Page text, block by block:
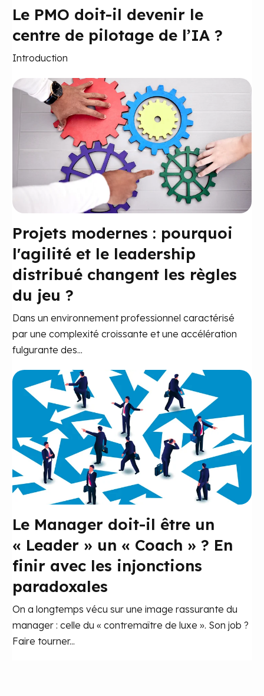
Le PMO doit-il devenir le
centre de pilotage de l’IA ?
Introduction
Projets modernes : pourquoi
l'agilité et le leadership
distribué changent les règles
du jeu ?
Dans un environnement professionnel caractérisé
par une complexité croissante et une accélération
fulgurante des...
Le Manager doit-il être un
« Leader » un « Coach » ? En
finir avec les injonctions
paradoxales
On a longtemps vécu sur une image rassurante du
manager : celle du « contremaître de luxe ». Son job ?
Faire tourner...